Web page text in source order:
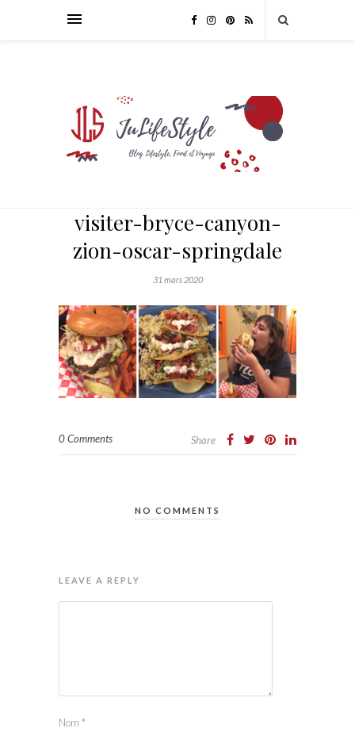
visiter-bryce-canyon-
zion-oscar-springdale
31 mars 2020
0 Comments Share
NO COMMENTS
LEAVE A REPLY
Nom *